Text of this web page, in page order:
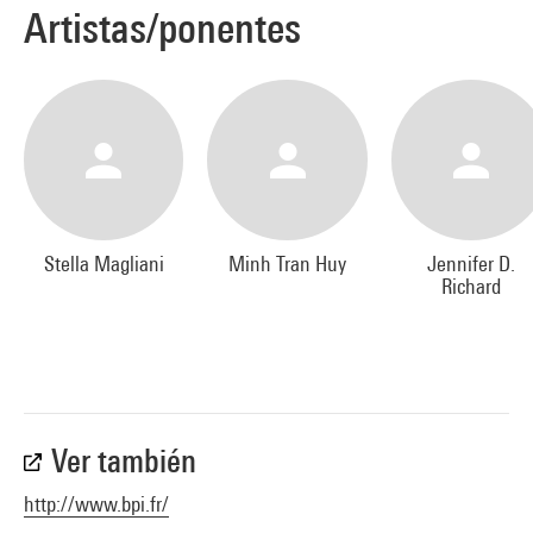
Florence Noiville
Florence Noiville a publié en 2003 Isaac B. Singer (prix du
Récit biographique), chez Stock. Elle écrit dans le Monde des
livres. Elle est aussi l'auteur de nombreux ouvrages pour la
jeunesse.
La Donation est son premier roman. Chez un notaire, à la
faveur d'une donation, une jeune femme se penche sur son
passé. Les souvenirs et les blessures de l'enfance remontent
Jennifer D. Richard
Artistas/ponentes
Stella Magliani Minh Tran Huy
Jennifer D.
Richard
Ver también
http://www.bpi.fr/